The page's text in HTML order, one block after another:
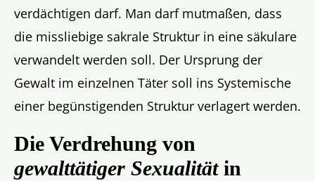
verdächtigen darf. Man darf mutmaßen, dass
die missliebige sakrale Struktur in eine säkulare
verwandelt werden soll. Der Ursprung der
Gewalt im einzelnen Täter soll ins Systemische
einer begünstigenden Struktur verlagert werden.
Die Verdrehung von
gewalttätiger Sexualitätin